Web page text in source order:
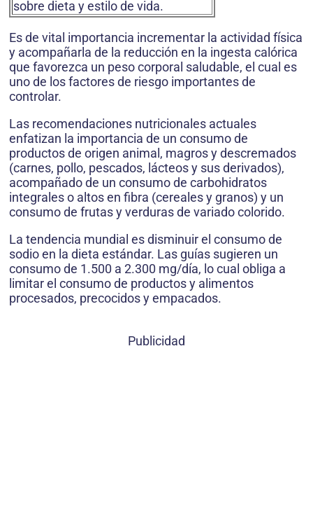
sobre dieta y estilo de vida.
Es de vital importancia incrementar la actividad física
y acompañarla de la reducción en la ingesta calórica
que favorezca un peso corporal saludable, el cual es
uno de los factores de riesgo importantes de
controlar.
Las recomendaciones nutricionales actuales
enfatizan la importancia de un consumo de
productos de origen animal, magros y descremados
(carnes, pollo, pescados, lácteos y sus derivados),
acompañado de un consumo de carbohidratos
integrales o altos en fibra (cereales y granos) y un
consumo de frutas y verduras de variado colorido.
La tendencia mundial es disminuir el consumo de
sodio en la dieta estándar. Las guías sugieren un
consumo de 1.500 a 2.300 mg/día, lo cual obliga a
limitar el consumo de productos y alimentos
procesados, precocidos y empacados.
Publicidad